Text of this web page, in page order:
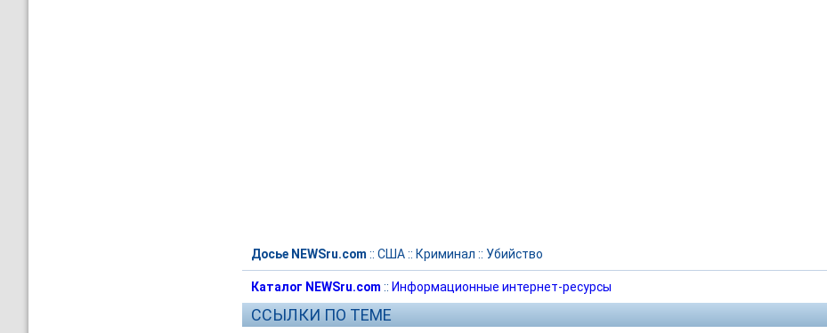
Досье NEWSru.com :: США:: Криминал :: Убийство
Каталог NEWSru.com :: Информационные интернет-ресурсы
ССЫЛКИ ПО ТЕМЕ